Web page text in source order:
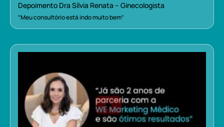
Depoimento Dra Sílvia Renata – Ginecologista
“Meu consultório está indo muito bem”